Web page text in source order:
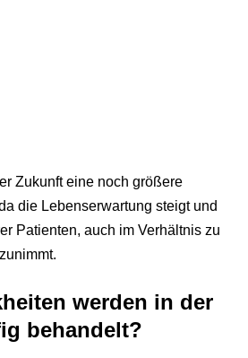
Zukunft eine noch größere
die Lebenserwartung steigt und
Patienten, auch im Verhältnis zu
werden in der
behandelt?